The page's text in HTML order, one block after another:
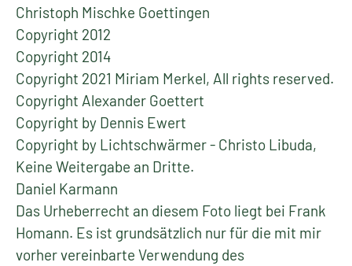
Christoph Mischke Goettingen
Copyright 2012
Copyright 2014
Copyright 2021 Miriam Merkel, All rights reserved.
Copyright Alexander Goettert
Copyright by Dennis Ewert
Copyright by Lichtschwärmer - Christo Libuda,
Keine Weitergabe an Dritte.
Daniel Karmann
Das Urheberrecht an diesem Foto liegt bei Frank
Homann. Es ist grundsätzlich nur für die mit mir
vorher vereinbarte Verwendung des